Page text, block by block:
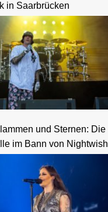
in Saarbrücken
und Sternen: Die
im Bann von Nightwish